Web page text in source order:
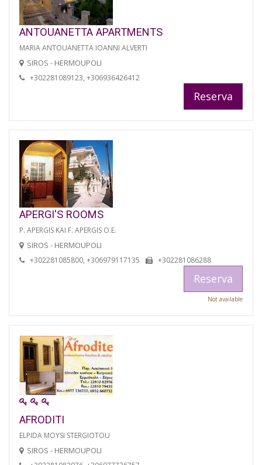
ANTOUANETTA APARTMENTS
MARIA ANTOUANETTA IOANNI ALVERTI
SIROS - HERMOUPOLI
+302281089123, +306936426412
Reserva
APERGI'S ROOMS
P. APERGIS KAI F. APERGIS O.E.
SIROS - HERMOUPOLI
+302281085800, +306979117135 +302281086288
Reserva
Not available
AFRODITI
ELPIDA MOYSI STERGIOTOU
SIROS - HERMOUPOLI